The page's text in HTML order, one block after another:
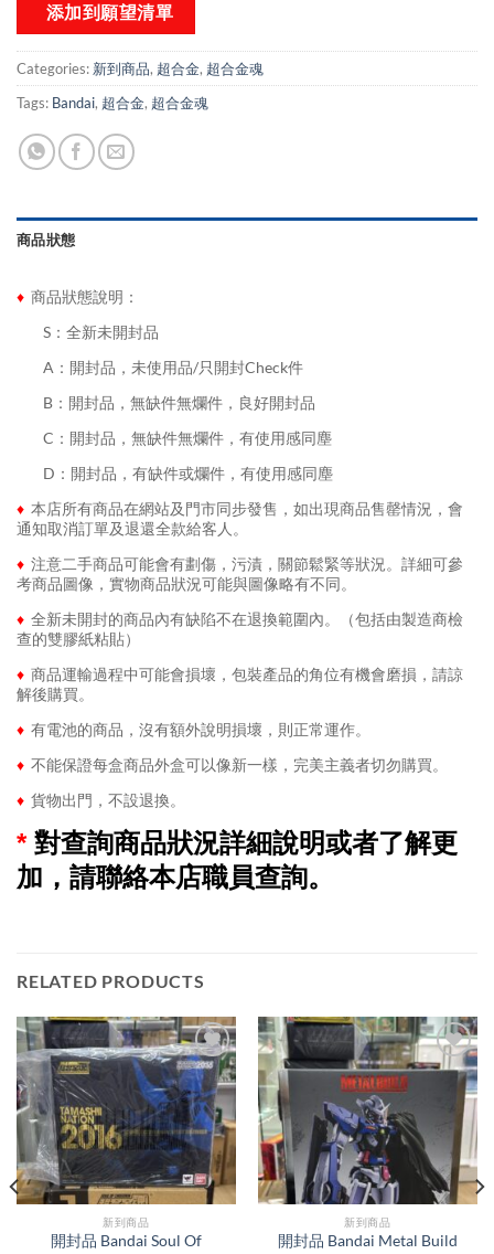
添加到願望清單
Categories: 新到商品​, 超合金, 超合金魂
Tags: Bandai, 超合金, 超合金魂
商品狀態
♦ 商品狀態說明：
S：全新未開封品
A：開封品，未使用品/只開封Check件
B：開封品，無缺件無爛件，良好開封品
C：開封品，無缺件無爛件，有使用感同塵
D：開封品，有缺件或爛件，有使用感同塵
♦ 本店所有商品在網站及門市同步發售，如出現商品售罄情況，會
通知取消訂單及退還全款給客人。
♦ 注意二手商品可能會有劃傷，污漬，關節鬆緊等狀況。詳細可參
考商品圖像，實物商品狀況可能與圖像略有不同。
♦ 全新未開封的商品內有缺陷不在退換範圍內。（包括由製造商檢
查的雙膠紙粘貼）
♦ 商品運輸過程中可能會損壞，包裝產品的角位有機會磨損，請諒
解後購買。
♦ 有電池的商品，沒有額外說明損壞，則正常運作。
♦ 不能保證每盒商品外盒可以像新一樣，完美主義者切勿購買。
♦ 貨物出門，不設退換。
* 對查詢商品狀況詳細說明或者了解更
加，請聯絡本店職員查詢。
RELATED PRODUCTS
新到商品​
開封品 Bandai Soul Of
新到商品​
開封品 Bandai Metal Build